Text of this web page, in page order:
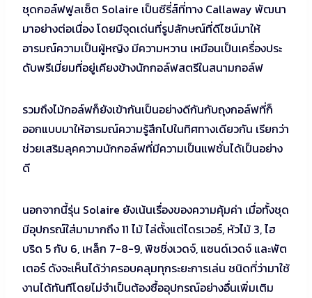
ชุดกอล์ฟฟูลเซ็ต Solaire เป็นซีรี่ส์ที่ทาง Callaway พัฒนา
มาอย่างต่อเนื่อง โดยมีจุดเด่นที่รูปลักษณ์ที่ดีไซน์มาให้
อารมณ์ความเป็นผู้หญิง มีความหวาน เหมือนเป็นเครื่องประ
ดับพรีเมี่ยมที่อยู่เคียงข้างนักกอล์ฟสตรีในสนามกอล์ฟ
รวมถึงไม้กอล์ฟก็ยังเข้ากันเป็นอย่างดีกันกับถุงกอล์ฟที่ก็
ออกแบบมาให้อารมณ์ความรู้สึกไปในทิศทางเดียวกัน เรียกว่า
ช่วยเสริมลุคความนักกอล์ฟที่มีความเป็นแฟชั่นได้เป็นอย่าง
ดี
นอกจากนี้รุ่น Solaire ยังเน้นเรื่องของความคุ้มค่า เมื่อทั้งชุด
มีอุปกรณ์ใส่มามากถึง 11 ไม้ ไล่ตั้งแต่ไดรเวอร์, หัวไม้ 3, ไฮ
บริด 5 กับ 6, เหล็ก 7-8-9, พิชชิ่งเวดจ์, แซนด์เวดจ์ และพัต
เตอร์ ดังจะเห็นได้ว่าครอบคลุมทุกระยะการเล่น ชนิดที่ว่ามาใช้
งานได้ทันทีโดยไม่จำเป็นต้องซื้ออุปกรณ์อย่างอื่นเพิ่มเติม